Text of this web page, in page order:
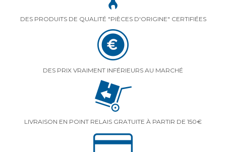
DES PRODUITS DE QUALITÉ "PIÈCES D'ORIGINE" CERTIFIÉES
DES PRIX VRAIMENT INFÉRIEURS AU MARCHÉ
LIVRAISON EN POINT RELAIS GRATUITE À PARTIR DE 150€